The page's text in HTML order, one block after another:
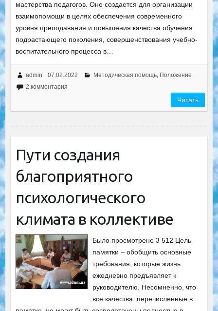
мастерства педагогов. Оно создается для организации
взаимопомощи в целях обеспечения современного
уровня преподавания и повышения качества обучения
подрастающего поколения, совершенствования учебно-
воспитательного процесса в…
admin 07.02.2022 Методическая помощь, Положение
2 комментария
Читать
Пути создания
благоприятного
психологического
климата в коллективе
Было просмотрено 3 512 Цель
памятки – обобщить основные
требования, которые жизнь
ежедневно предъявляет к
руководителю. Несомненно, что
все качества, перечисленные в